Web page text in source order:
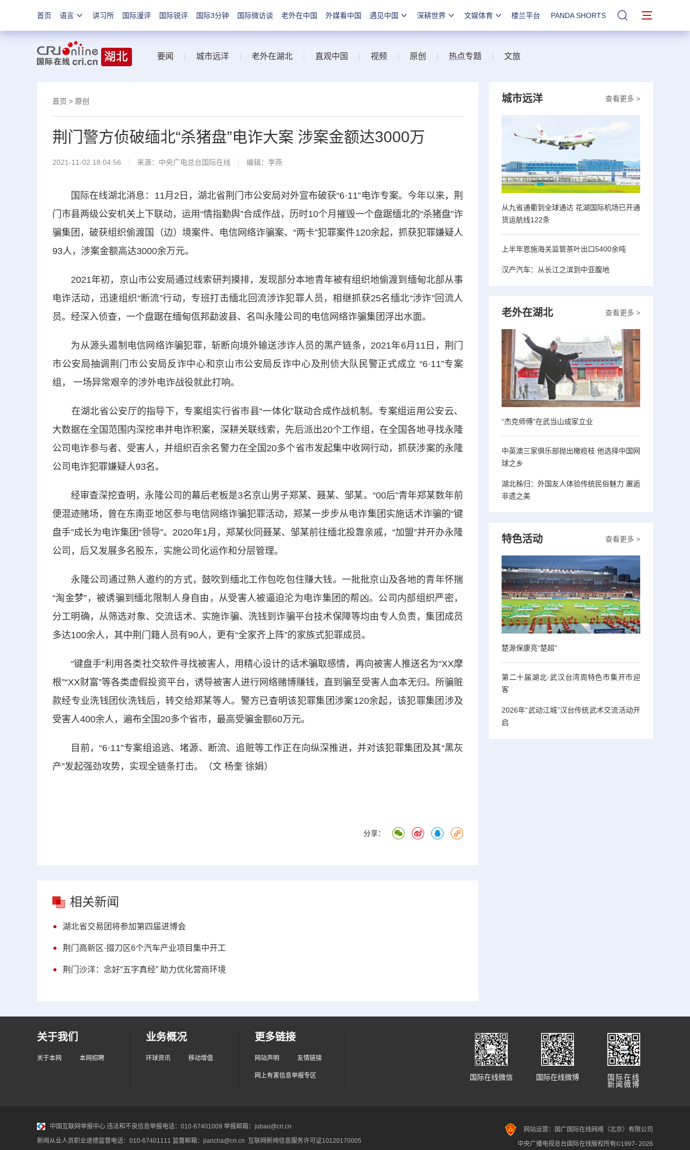
首页 语言 讲习所 国际漫评 国际锐评 国际3分钟 国际微访谈 老外在中国 外媒看中国 遇见中国 深耕世界 文娱体育 楼兰平台 PANDA SHORTS 站内搜索
要闻 城市远洋 老外在湖北 直观中国 视频 原创 热点专题 文旅
首页 > 原创
荆门警方侦破缅北“杀猪盘”电诈大案 涉案金额达3000万
2021-11-02 18:04:56 来源： 中央广电总台国际在线 编辑：李燕
国际在线湖北消息：11月2日，湖北省荆门市公安局对外宣布破获“6·11”电诈专案。今年以来，荆
门市县两级公安机关上下联动，运用“情指勤舆”合成作战，历时10个月摧毁一个盘踞缅北的“杀猪盘”诈
骗集团，破获组织偷渡国（边）境案件、电信网络诈骗案、“两卡”犯罪案件120余起，抓获犯罪嫌疑人
93人，涉案金额高达3000余万元。
2021年初，京山市公安局通过线索研判摸排，发现部分本地青年被有组织地偷渡到缅甸北部从事
电诈活动，迅速组织“断流”行动，专班打击缅北回流涉诈犯罪人员，相继抓获25名缅北“涉诈”回流人
员。经深入侦查，一个盘踞在缅甸佤邦勐波县、名叫永隆公司的电信网络诈骗集团浮出水面。
为从源头遏制电信网络诈骗犯罪，斩断向境外输送涉诈人员的黑产链条，2021年6月11日，荆门
市公安局抽调荆门市公安局反诈中心和京山市公安局反诈中心及刑侦大队民警正式成立 “6·11”专案
组， 一场异常艰辛的涉外电诈战役就此打响。
在湖北省公安厅的指导下，专案组实行省市县“一体化”联动合成作战机制。专案组运用公安云、
大数据在全国范围内深挖串并电诈积案，深耕关联线索，先后派出20个工作组，在全国各地寻找永隆
公司电诈参与者、受害人，并组织百余名警力在全国20多个省市发起集中收网行动，抓获涉案的永隆
公司电诈犯罪嫌疑人93名。
经审查深挖查明，永隆公司的幕后老板是3名京山男子郑某、聂某、邹某。“00后”青年郑某数年前
便混迹赌场，曾在东南亚地区参与电信网络诈骗犯罪活动，郑某一步步从电诈集团实施话术诈骗的“键
盘手”成长为电诈集团“领导”。2020年1月，郑某伙同聂某、邹某前往缅北投靠亲戚，“加盟”并开办永隆
公司，后又发展多名股东，实施公司化运作和分层管理。
永隆公司通过熟人邀约的方式，鼓吹到缅北工作包吃包住赚大钱。一批批京山及各地的青年怀揣
“淘金梦”，被诱骗到缅北限制人身自由，从受害人被逼迫沦为电诈集团的帮凶。公司内部组织严密，
分工明确，从筛选对象、交流话术、实施诈骗、洗钱到诈骗平台技术保障等均由专人负责，集团成员
多达100余人，其中荆门籍人员有90人，更有“全家齐上阵”的家族式犯罪成员。
“键盘手”利用各类社交软件寻找被害人，用精心设计的话术骗取感情，再向被害人推送名为“XX摩
根”“XX财富”等各类虚假投资平台，诱导被害人进行网络赌博赚钱，直到骗至受害人血本无归。所骗赃
款经专业洗钱团伙洗钱后，转交给郑某等人。警方已查明该犯罪集团涉案120余起，该犯罪集团涉及
受害人400余人，遍布全国20多个省市，最高受骗金额60万元。
目前，“6·11”专案组追逃、堵源、断流、追赃等工作正在向纵深推进，并对该犯罪集团及其“黑灰
产”发起强劲攻势，实现全链条打击。（文 杨奎 徐娟）
分享：
相关新闻
湖北省交易团将参加第四届进博会
荆门高新区·掇刀区6个汽车产业项目集中开工
荆门沙洋：念好“五字真经” 助力优化营商环境
查看更多 >
城市远洋
从九省通衢到全球通达 花湖国际机场已开通
货运航线122条
上半年恩施海关监管茶叶出口5400余吨
汉产汽车：从长江之滨到中亚腹地
查看更多 >
老外在湖北
“杰克师傅”在武当山成家立业
中英澳三家俱乐部抛出橄榄枝 他选择中国网
球之乡
湖北秭归：外国友人体验传统民俗魅力 邂逅
非遗之美
查看更多 >
特色活动
楚源保康亮“楚超”
第二十届湖北·武汉台湾周特色市集开市迎
客
2026年“武动江城”汉台传统武术交流活动开
启
关于我们
关于本网 本网招聘
业务概况
环球资讯 移动增值
更多链接
网站声明 友情链接
网上有害信息举报专区
国际在线
新闻微博
国际在线微博
国际在线微信
中国互联网举报中心 违法和不良信息举报电话：010-67401009 举报邮箱：jubao@cri.cn
新闻从业人员职业道德监督电话：010-67401111 监督邮箱：jiancha@cri.cn 互联网新闻信息服务许可证10120170005
网站运营：国广国际在线网络（北京）有限公司
中央广播电视总台国际在线版权所有©1997- 2026